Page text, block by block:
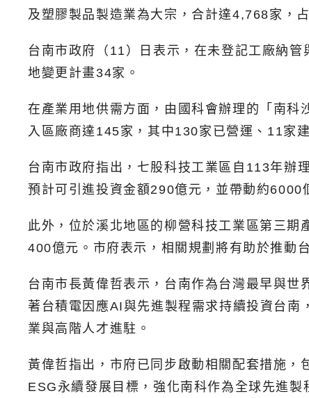
及塑膠製品製造業為大宗，合計達4,768家，
台南市政府（11）日表示，在未登記工廠納
地變更計畫34家。
在產業用地供需方面，由國科會辦理的「南
入區廠商達145家，其中130家已營運、11家
台南市政府指出，七股科技工業區自113年辦
預計可引進投資金額290億元，並帶動約6000
此外，位於溪北地區的柳營科技工業區第三
400億元。市府表示，相關規劃將有助於推動
台南市長黃偉哲表示，台南作為台灣最早與
著台積電因應AI與先進製程需求持續投資台
業與高階人才進駐。
黃偉哲指出，市府已同步啟動相關配套措施
ESG永續發展目標，強化南科作為全球先進製